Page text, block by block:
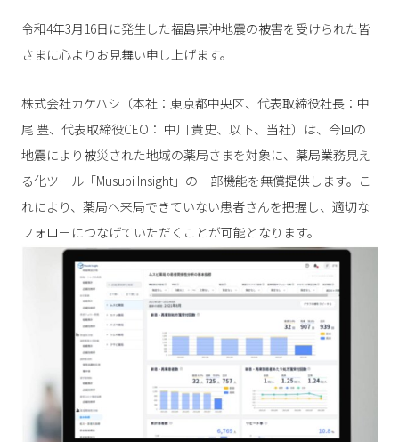
サポート・価格
お役立ち情報
イベント
令和4年3月16日に発生した福島県沖地震の被害を受けられた皆
さまに心よりお見舞い申し上げます。
株式会社カケハシ（本社：東京都中央区、代表取締役社長：中
尾 豊、代表取締役CEO： 中川 貴史、以下、当社）は、今回の
地震により被災された地域の薬局さまを対象に、薬局業務見え
る化ツール「Musubi Insight」の一部機能を無償提供します。こ
れにより、薬局へ来局できていない患者さんを把握し、適切な
フォローにつなげていただくことが可能となります。